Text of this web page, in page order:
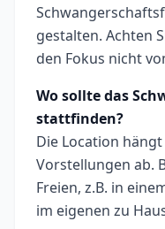
gestalten. Achten
den Fokus nicht
Wo sollte das
stattfinden?
Die Location
Vorstellungen ab.
Freien, z.B. in
im eigenen zu